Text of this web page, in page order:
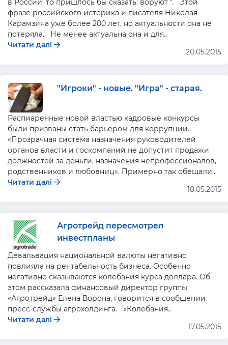
в России, то пришлось бы сказать: воруют ". Этой
фразе российского историка и писателя Николая
Карамзина уже более 200 лет, но актуальности она не
потеряла. Не менее актуальна она и для..
Читати далі
20.05.2015
"Игроки" - новые. "Игра" - старая.
Распиаренные новой властью кадровые конкурсы
были призваны стать барьером для коррупции.
«Прозрачная система назначения руководителей
органов власти и госкомпаний не допустит продажи
должностей за деньги, назначения непрофессионалов,
родственников и любовниц». Примерно так обещали..
Читати далі
18.05.2015
Агротрейд пересмотрел
инвестпланы
Девальвация национальной валюты негативно
повлияла на рентабельность бизнеса. Особенно
негативно сказываются колебания курса доллара. Об
этом рассказала финансовый директор группы
«Агротрейд» Елена Ворона, говорится в сообщении
пресс-службы агрохолдинга. «Колебания..
Читати далі
17.05.2015